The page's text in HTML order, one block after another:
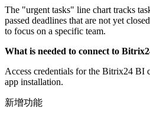
The "urgent tasks" line chart tracks
passed deadlines that are not yet
to focus on a specific team.
What is needed to connect to
Access credentials for the Bitrix24 BI
app installation.
新增功能